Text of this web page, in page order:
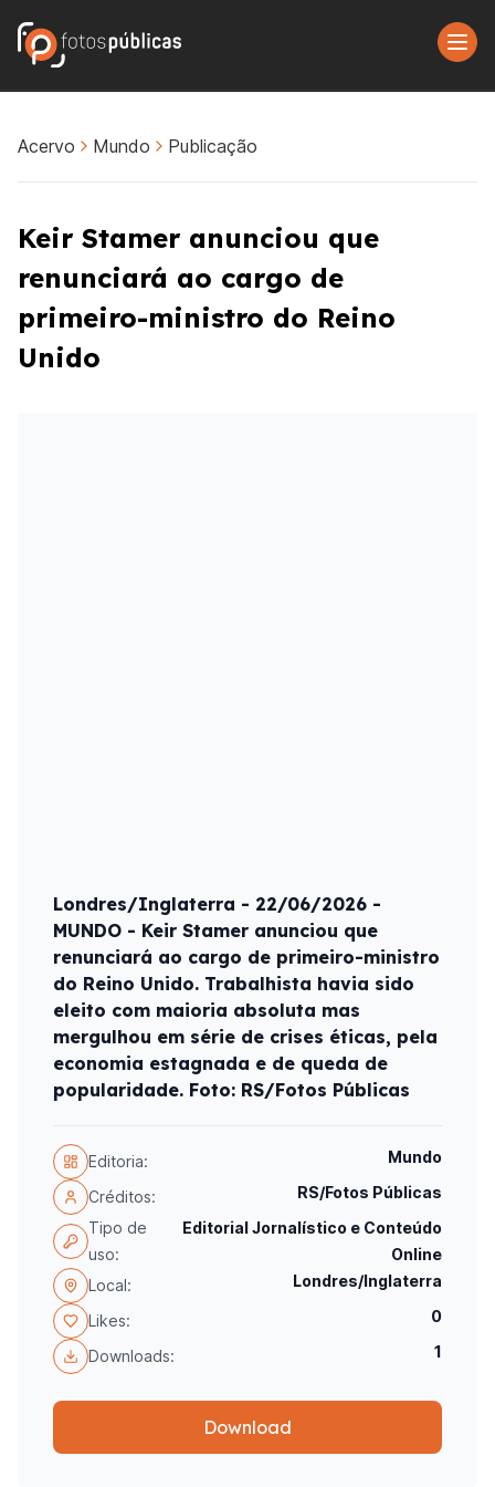
Acervo Mundo Publicação
Keir Stamer anunciou que
renunciará ao cargo de
primeiro-ministro do Reino
Unido
Londres/Inglaterra - 22/06/2026 -
MUNDO - Keir Stamer anunciou que
renunciará ao cargo de primeiro-ministro
do Reino Unido. Trabalhista havia sido
eleito com maioria absoluta mas
mergulhou em série de crises éticas, pela
economia estagnada e de queda de
popularidade. Foto: RS/Fotos Públicas
Editoria: Mundo
Créditos:
RS/Fotos Públicas
Tipo de
uso:
Editorial Jornalístico e Conteúdo
Online
Local:
Londres/Inglaterra
Likes: 0
Downloads: 1
Download